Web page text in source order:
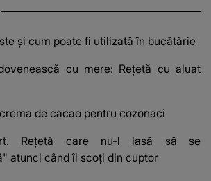
și cum poate fi utilizată în bucătărie
cu mere: Reţetă cu aluat
de cacao pentru cozonaci
Rețetă care nu-l lasă să se
atunci când îl scoți din cuptor